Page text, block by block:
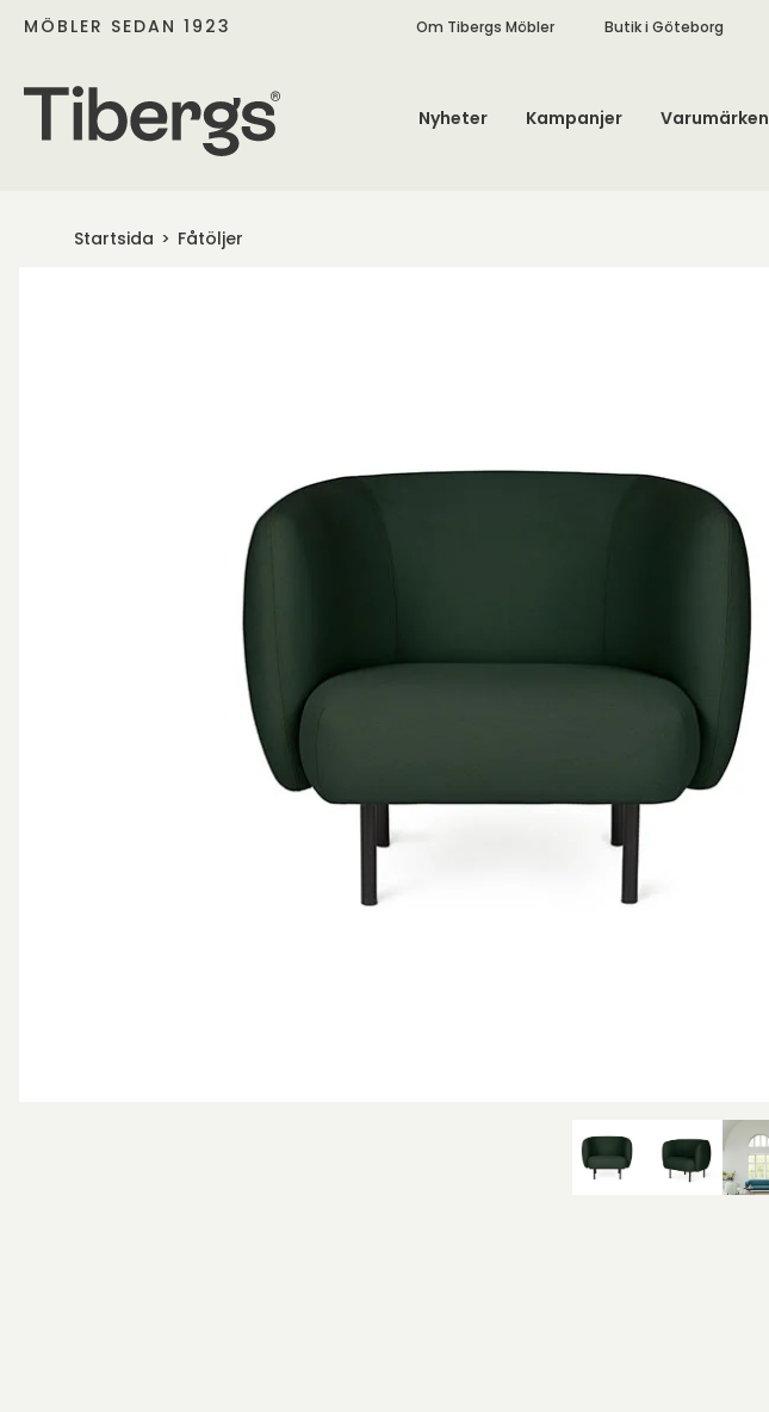
MÖBLER SEDAN 1923 Om Tibergs Möbler Butik i Göteborg
Nyheter Kampanjer Varumärken
Startsida Fåtöljer